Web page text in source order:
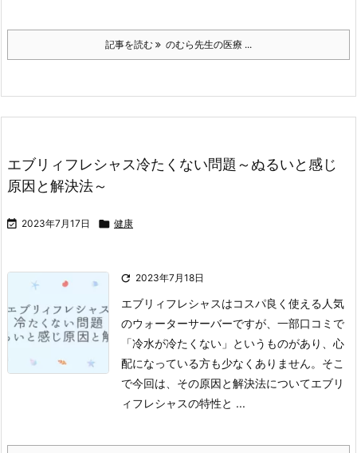
記事を読む のむら先生の医療 ...
エブリィフレシャス冷たくない問題～ぬるいと感じ
原因と解決法～
 2023年7月17日  健康
 2023年7月18日
エブリィフレシャスはコスパ良く使える人気
のウォーターサーバーですが、一部口コミで
「冷水が冷たくない」というものがあり、心
配になっている方も少なくありません。 そこ
で今回は、その原因と解決法についてエブリ
ィフレシャスの特性と ...